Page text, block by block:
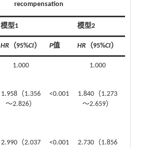
recompensation
模型1 模型2
HR（95%CI） P值 HR（95%CI）
1.000 1.000
1.958（1.356
～2.826）
<0.001
1.840（1.273
～2.659）
2.990（2.037
<0.001
2.730（1.856